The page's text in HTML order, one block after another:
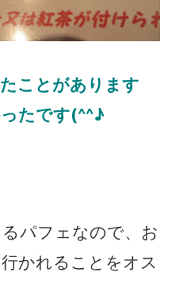
ことがあります
たです(^^♪
パフェなので、お
かれることをオス